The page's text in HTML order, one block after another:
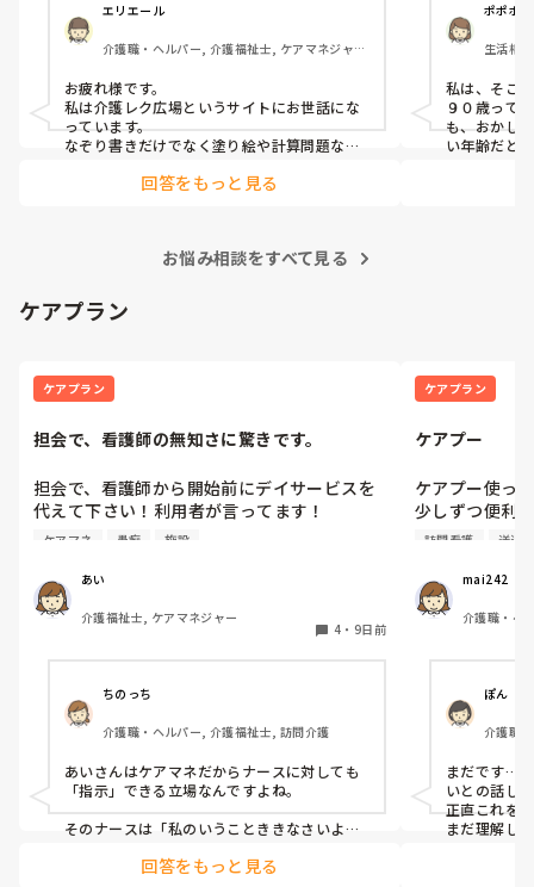
エリエール
介護職・ヘルパー, 介護福祉士, ケアマネジャ
お疲れ様です。
私は介護レク広場というサイトにお世話にな
っています。
なぞり書きだけでなく塗り絵や計算問題など
回答をもっと見る
ポポポ
生活相
私は、そこ
９０歳って
も、おかし
い年齢だと
お悩み相談をすべて見る
ケアプラン
ケアプラン
担会で、看護師の無知さに驚きです。
担会で、看護師から開始前にデイサービスを
代えて下さい！利用者が言ってます！
因みに、その利用者は二転三転する方で前回
いかん。
担会寸前でデイサービスを代えて！が通る訳
ないのですが、その看護師が仕切り始めて無
それで思うのが、ケアマネの仕事って看護師
って分からないものなんでしょうか？簡単に
代えられる訳ないのですが。看護師の無知、
傲慢さに驚きの担会でした。利用者本人も最
後は、いや、すぐ代えなくてもいいんだよ。
でした。
ケアマネ 愚痴 施設
あい
介護福祉士, ケアマネジャー
4 ・ 9日前
ちのっち
介護職・ヘルパー, 介護福祉士, 訪問介護
あいさんはケアマネだからナースに対しても
「指示」できる立場なんですよね。
そのナースは「私のいうことききなさいよ」
せたらわかってるわよね〜」みたいな人なん
回答をもっと見る
ケアプラン
ケアプー
ケアプー使っ
少しずつ便利
1台のパソコ
算などでエラ
訪問看護 送迎
mai242
介護職・ヘ
ぽん
介護職
介護事
援施設
まだです…
いとの話し
正直これを
まだ理解し